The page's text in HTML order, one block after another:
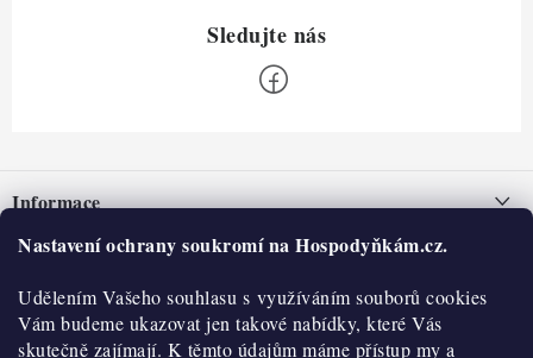
Nastavení ochrany soukromí na Hospodyňkám.cz.
Udělením Vašeho souhlasu s využíváním souborů cookies
Vám budeme ukazovat jen takové nabídky, které Vás
skutečně zajímají. K těmto údajům máme přístup my a
pInformace
Nepřevzetí zásilky na dobírku
Obchodní podmínky
Hodnocení obchodu
O nás
Historie
O nákupu